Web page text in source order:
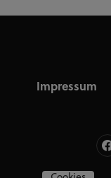
Impressum